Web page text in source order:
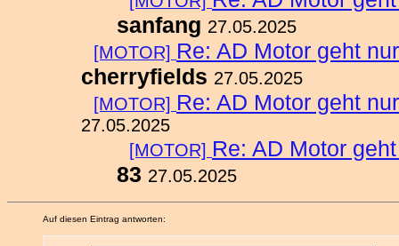
sanfang 27.05.2025
[MOTOR] Re: AD Motor geht
cherryfields 27.05.2025
[MOTOR] Re: AD Motor geht
27.05.2025
[MOTOR] Re: AD Motor
83 27.05.2025
Auf diesen Eintrag antworten: